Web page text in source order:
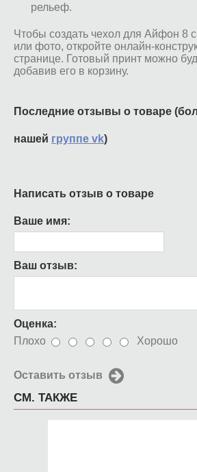
рельеф.
Чтобы создать чехол для Айфон 8
или фото, откройте онлайн-
странице. Готовый принт можно
добавив его в корзину.
Последние отзывы о товаре
нашей группе vk)
Написать отзыв о товаре
Ваше имя:
Ваш отзыв:
Оценка:
Плохо
Хорошо
Оставить отзыв
СМ. ТАКЖЕ